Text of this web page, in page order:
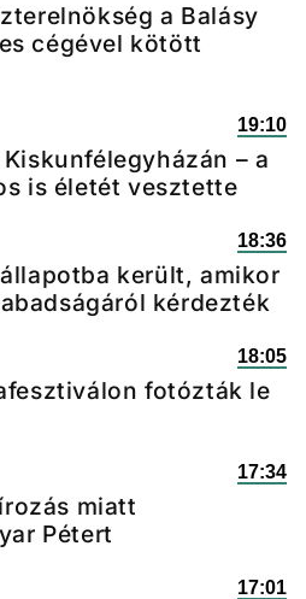
a Balásy
cégével kötött
19:10
– a
is életét vesztette
18:36
került, amikor
kérdezték
18:05
fotózták le
17:34
miatt
Pétert
17:01